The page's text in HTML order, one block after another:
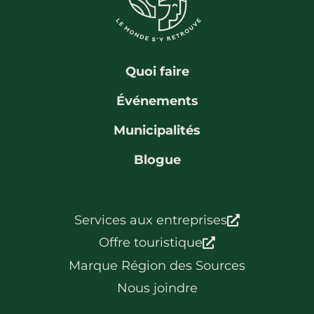
Bénévolat
Communauté d’affaires
Travailleurs autonomes
Coups de cœur
Pédalez!
Blogue
Quoi faire
Événements
Municipalités
Blogue
Services aux entreprises
Offre touristique
Marque Région des Sources
Nous joindre